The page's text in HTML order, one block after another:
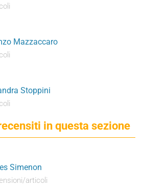
Mazzaccaro
Stoppini
in questa sezione
Simenon
articoli